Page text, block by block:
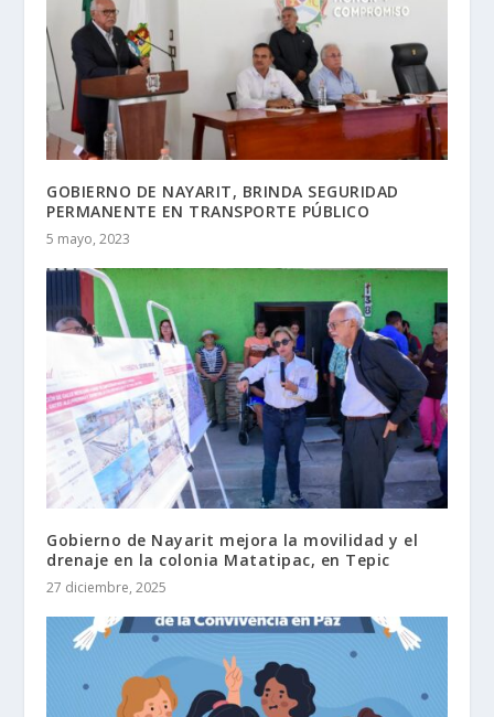
GOBIERNO DE NAYARIT, BRINDA SEGURIDAD
PERMANENTE EN TRANSPORTE PÚBLICO
5 mayo, 2023
Gobierno de Nayarit mejora la movilidad y el
drenaje en la colonia Matatipac, en Tepic
27 diciembre, 2025